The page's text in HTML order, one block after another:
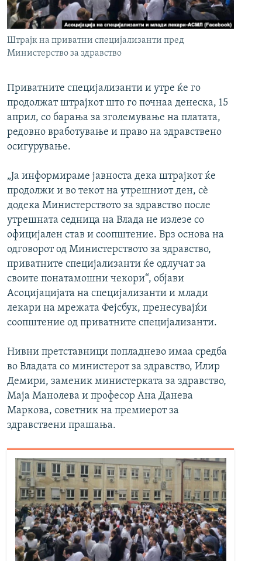
РСЕ веб страници
Штрајк на приватни специјализанти пред
Министерство за здравство
Приватните специјализанти и утре ќе го
продолжат штрајкот што го почнаа денеска, 15
април, со барања за зголемување на платата,
редовно вработување и право на здравствено
осигурување.
„Ја информираме јавноста дека штрајкот ќе
продолжи и во текот на утрешниот ден, сѐ
додека Министерството за здравство после
утрешната седница на Влада не излезе со
официјален став и соопштение. Врз основа на
одговорот од Министерството за здравство,
приватните специјализанти ќе одлучат за
своите понатамошни чекори“, објави
Асоцијацијата на специјализанти и млади
лекари на мрежата Фејсбук, пренесувајќи
соопштение од приватните специјализанти.
Нивни претставници попладнево имаа средба
во Владата со министерот за здравство, Илир
Демири, заменик министерката за здравство,
Маја Манолева и професор Ана Данева
Маркова, советник на премиерот за
здравствени прашања.